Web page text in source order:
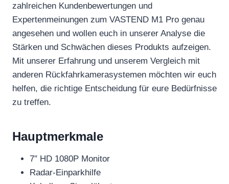
zahlreichen Kundenbewertungen und
Expertenmeinungen zum VASTEND M1 Pro genau
angesehen und wollen euch in unserer Analyse die
Stärken und Schwächen dieses Produkts aufzeigen.
Mit unserer Erfahrung und unserem Vergleich mit
anderen Rückfahrkamerasystemen möchten wir euch
helfen, die richtige Entscheidung für eure Bedürfnisse
zu treffen.
Hauptmerkmale
7″ HD 1080P Monitor
Radar-Einparkhilfe